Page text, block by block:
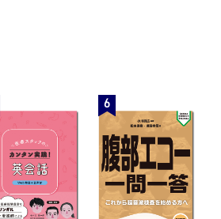
よいのだろうか？
6